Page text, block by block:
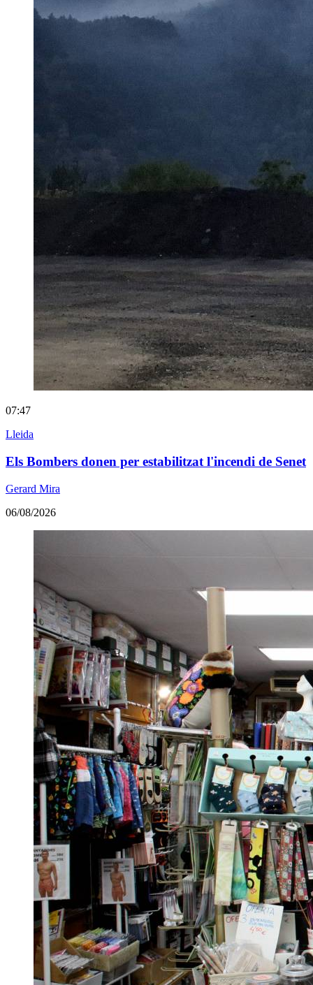
07:47
Lleida
Els Bombers donen per estabilitzat l'incendi de Senet
Gerard Mira
06/08/2026